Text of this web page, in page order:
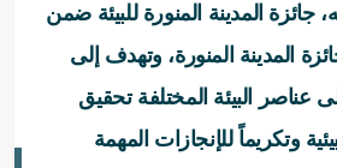
جائزة المدينة المنورة للبيئة ضمن
المدينة المنورة، وتهدف إلى
البيئة المختلفة تحقيق
وتكريماً للإنجازات المهمة